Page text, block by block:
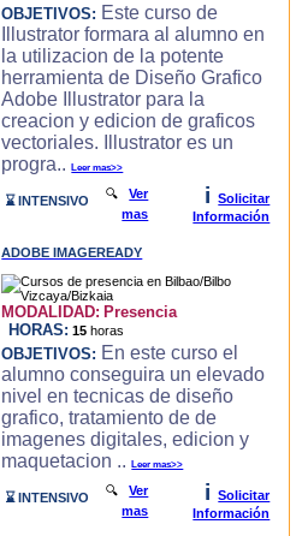
OBJETIVOS: Este curso de
Illustrator formara al alumno en
la utilizacion de la potente
herramienta de Diseño Grafico
Adobe Illustrator para la
creacion y edicion de graficos
vectoriales. Illustrator es un
progra..Leer mas>>
⌛ INTENSIVO 🔍Ver
mas
i
Solicitar
Información
ADOBE IMAGEREADY
MODALIDAD: Presencia
HORAS: 15 horas
OBJETIVOS: En este curso el
alumno conseguira un elevado
nivel en tecnicas de diseño
grafico, tratamiento de de
imagenes digitales, edicion y
maquetacion ..Leer mas>>
⌛ INTENSIVO 🔍Ver
mas
i
Solicitar
Información